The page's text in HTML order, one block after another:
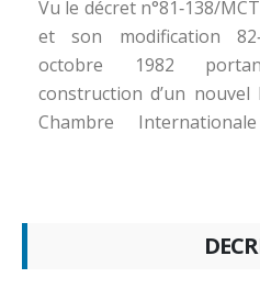
Vu le décret n°81‑138/
et son modification
octobre 1982
construction d’un
Chambre